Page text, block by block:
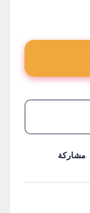
مشاركة